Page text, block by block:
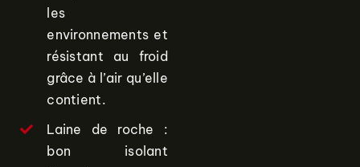
les
environnements et
résistant au froid
grâce à l’air qu’elle
contient.
Laine de roche :
bon isolant